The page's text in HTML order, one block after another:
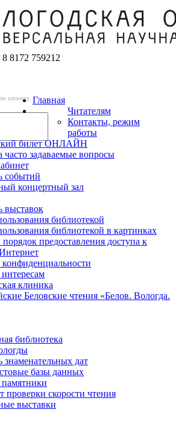
8 8172 759212
каталогу Главная
Читателям
Контакты, режим
работы
билет ОНЛАЙН
часто задаваемые вопросы
событий
концертный зал
выставок
библиотекой
библиотекой в картинках
предоставления доступа к
клиника
Беловские чтения «Белов. Вологда.
библиотека
знаменательных дат
базы данных
проверки скорости чтения
выставки